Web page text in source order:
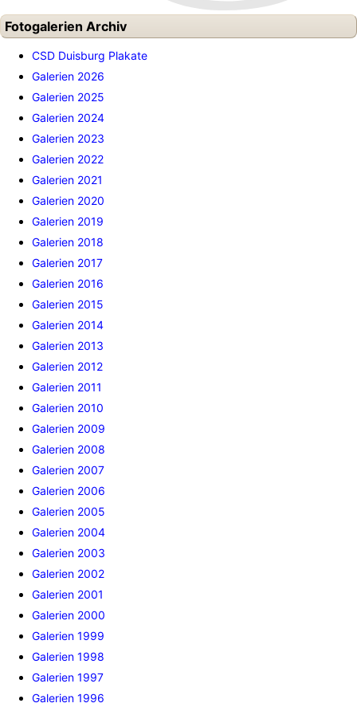
Fotogalerien Archiv
CSD Duisburg Plakate
Galerien 2026
Galerien 2025
Galerien 2024
Galerien 2023
Galerien 2022
Galerien 2021
Galerien 2020
Galerien 2019
Galerien 2018
Galerien 2017
Galerien 2016
Galerien 2015
Galerien 2014
Galerien 2013
Galerien 2012
Galerien 2011
Galerien 2010
Galerien 2009
Galerien 2008
Galerien 2007
Galerien 2006
Galerien 2005
Galerien 2004
Galerien 2003
Galerien 2002
Galerien 2001
Galerien 2000
Galerien 1999
Galerien 1998
Galerien 1997
Galerien 1996